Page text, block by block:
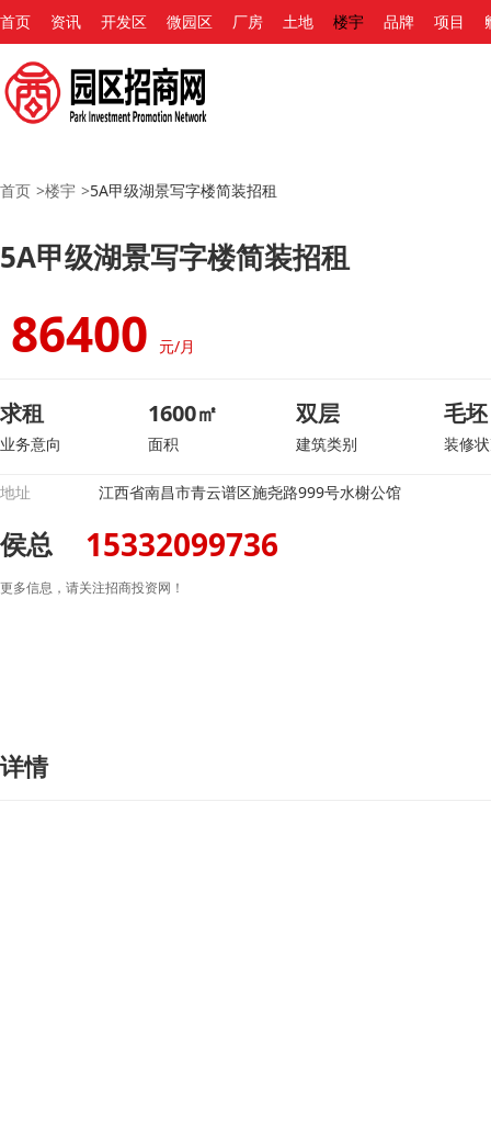
首页 资讯 开发区 微园区 厂房 土地 楼宇 品牌 项目
首页 >楼宇 >5A甲级湖景写字楼简装招租
5A甲级湖景写字楼简装招租
86400 元/月
求租
业务意向
1600㎡
面积
双层
建筑类别
毛坯
装修
地址 江西省南昌市青云谱区施尧路999号水榭公馆
侯总 15332099736
更多信息，请关注招商投资网！
详情